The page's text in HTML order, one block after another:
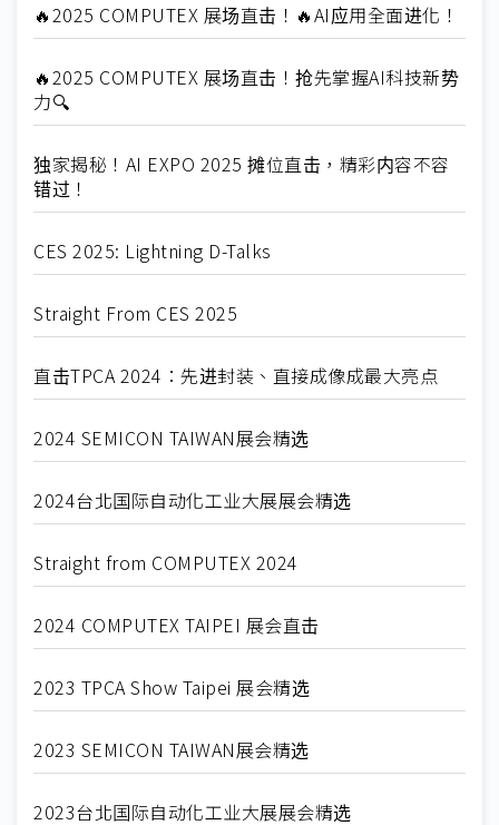
🔥2025 COMPUTEX 展场直击！🔥AI应用全面进化！
🔥2025 COMPUTEX 展场直击！抢先掌握AI科技新势
力🔍
独家揭秘！AI EXPO 2025 摊位直击，精彩内容不容
错过！
CES 2025: Lightning D-Talks
Straight From CES 2025
直击TPCA 2024：先进封装、直接成像成最大亮点
2024 SEMICON TAIWAN展会精选
2024台北国际自动化工业大展展会精选
Straight from COMPUTEX 2024
2024 COMPUTEX TAIPEI 展会直击
2023 TPCA Show Taipei 展会精选
2023 SEMICON TAIWAN展会精选
2023台北国际自动化工业大展展会精选